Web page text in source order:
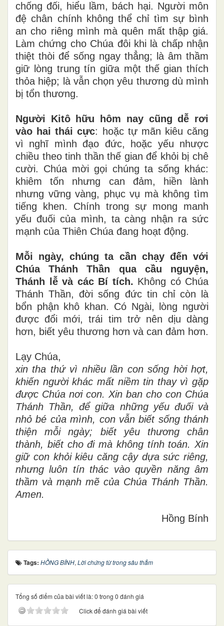
chống đối, hiểu lầm, bách hại. Người môn
đệ chân chính không thể chỉ tìm sự bình
an cho riêng mình mà quên mất thập giá.
Làm chứng cho Chúa đôi khi là chấp nhận
thiệt thòi để sống ngay thẳng; là âm thầm
giữ lòng trung tín giữa một thế gian thích
thỏa hiệp; là vẫn chọn yêu thương dù mình
bị tổn thương.
Người Kitô hữu hôm nay cũng dễ rơi
vào hai thái cực: hoặc tự mãn kiêu căng
vì nghĩ mình đạo đức, hoặc yếu nhược
chiều theo tinh thần thế gian để khỏi bị chê
cười. Chúa mời gọi chúng ta sống khác:
khiêm tốn nhưng can đảm, hiền lành
nhưng vững vàng, phục vụ mà không tìm
tiếng khen. Chính trong sự mong manh
yếu đuối của mình, ta càng nhận ra sức
mạnh của Thiên Chúa đang hoạt động.
Mỗi ngày, chúng ta cần chạy đến với
Chúa Thánh Thần qua cầu nguyện,
Thánh lễ và các Bí tích. Không có Chúa
Thánh Thần, đời sống đức tin chỉ còn là
bổn phận khô khan. Có Ngài, lòng người
được đổi mới, trái tim trở nên dịu dàng
hơn, biết yêu thương hơn và can đảm hơn.
Lạy Chúa,
xin tha thứ vì nhiều lần con sống hời hợt,
khiến người khác mất niềm tin thay vì gặp
được Chúa nơi con. Xin ban cho con Chúa
Thánh Thần, để giữa những yếu đuối và
nhỏ bé của mình, con vẫn biết sống thánh
thiện mỗi ngày; biết yêu thương chân
thành, biết cho đi mà không tính toán. Xin
giữ con khỏi kiêu căng cậy dựa sức riêng,
nhưng luôn tín thác vào quyền năng âm
thầm và mạnh mẽ của Chúa Thánh Thần.
Amen.
Hồng Bính
Tags: HỒNG BÍNH, Lời chứng từ trong sâu thẳm
Tổng số điểm của bài viết là: 0 trong 0 đánh giá
Click để đánh giá bài viết